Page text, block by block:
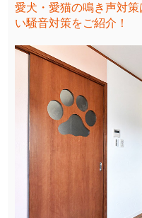
愛犬・愛猫の鳴き声対
い騒音対策をご紹介！